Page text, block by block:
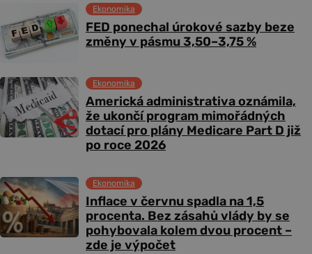
FED ponechal úrokové sazby beze
změny v pásmu 3,50–3,75 %
Ekonomika
Americká administrativa oznámila,
že ukončí program mimořádných
dotací pro plány Medicare Part D již
po roce 2026
Ekonomika
Inflace v červnu spadla na 1,5
procenta. Bez zásahů vlády by se
pohybovala kolem dvou procent –
zde je výpočet
Ekonomika